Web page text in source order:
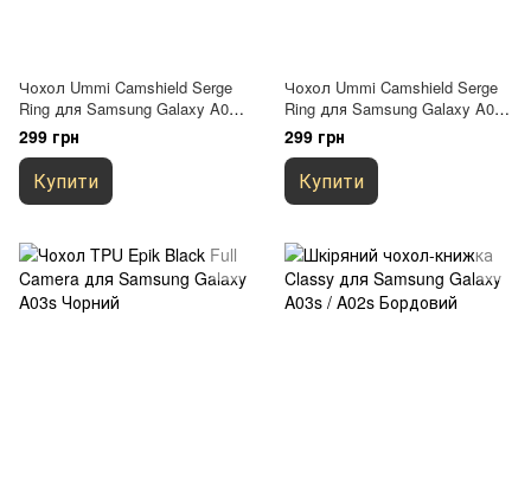
Чохол Ummi Camshield Serge
Ring для Samsung Galaxy A03s
Чорний / Black
299 грн
Купити
Чохол Ummi Camshield Serge
Ring для Samsung Galaxy A03s
Синій / Navy
299 грн
Купити